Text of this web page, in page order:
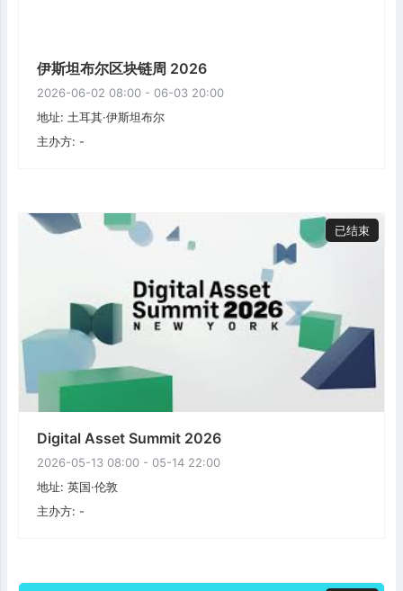
伊斯坦布尔区块链周 2026
2026-06-02 08:00 - 06-03 20:00
地址: 土耳其·伊斯坦布尔
主办方: -
已结束
Digital Asset Summit 2026
2026-05-13 08:00 - 05-14 22:00
地址: 英国·伦敦
主办方: -